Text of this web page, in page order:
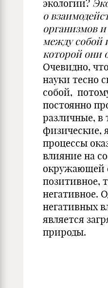
экологии?
о
организмов
между собой
которой они
Очевидно,
науки тесно
собой,
постоянно
различные, в
физические,
процессы
влияние на
окружающей
позитивное,
негативное.
негативных
является
природы.